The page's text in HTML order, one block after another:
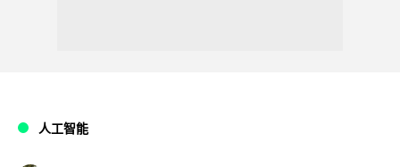
人工智能